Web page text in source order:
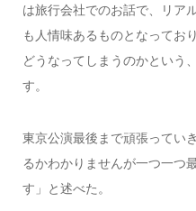
は旅行会社でのお話で、リア
も人情味あるものとなってお
どうなってしまうのかという
す。
東京公演最後まで頑張ってい
るかわかりませんが一つ一つ
す」と述べた。